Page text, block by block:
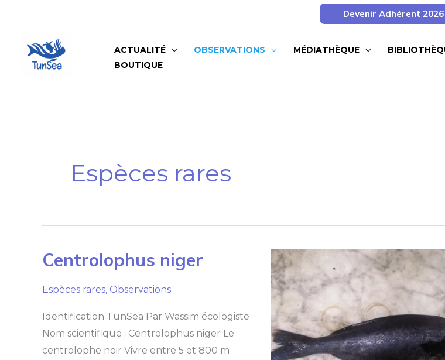
contenu
Devenir Adhérent 2026
ACTUALITÉ OBSERVATIONS MÉDIATHÈQUE
BOUTIQUE
Espèces rares
Centrolophus niger
Espèces rares, Observations
Identification TunSea Par Wassim écologiste
Nom scientifique : Centrolophus niger Le
centrolophe noir Vivre entre 5 et 800 m
Centrolophus
Niger